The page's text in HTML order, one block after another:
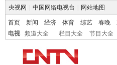
央视网 中国网络电视台 网站地图
首页 新闻 经济 体育 综艺 春晚
电视
频道大全 栏目大全 节目大全